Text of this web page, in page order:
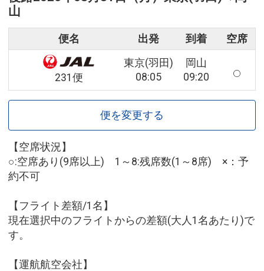
山
便名 出発 到着 空席
231便
東京(羽田)
08:05
岡山
09:20
便を変更する
【空席状況】
○:空席あり(9席以上) 1～8:残席数(1～8席) ×：予
約不可
【フライト差額/1名】
現在選択中のフライトからの差額(大人1名あたり)で
す。
【運航航空会社】